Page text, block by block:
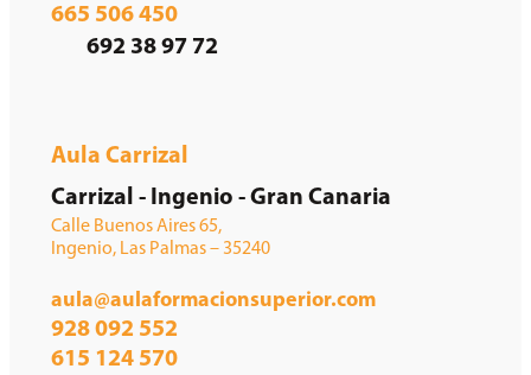
665 506 450
692 38 97 72
Aula Carrizal
Carrizal - Ingenio - Gran Canaria
Calle Buenos Aires 65,
Ingenio, Las Palmas – 35240
aula@aulaformacionsuperior.com
928 092 552
615 124 570